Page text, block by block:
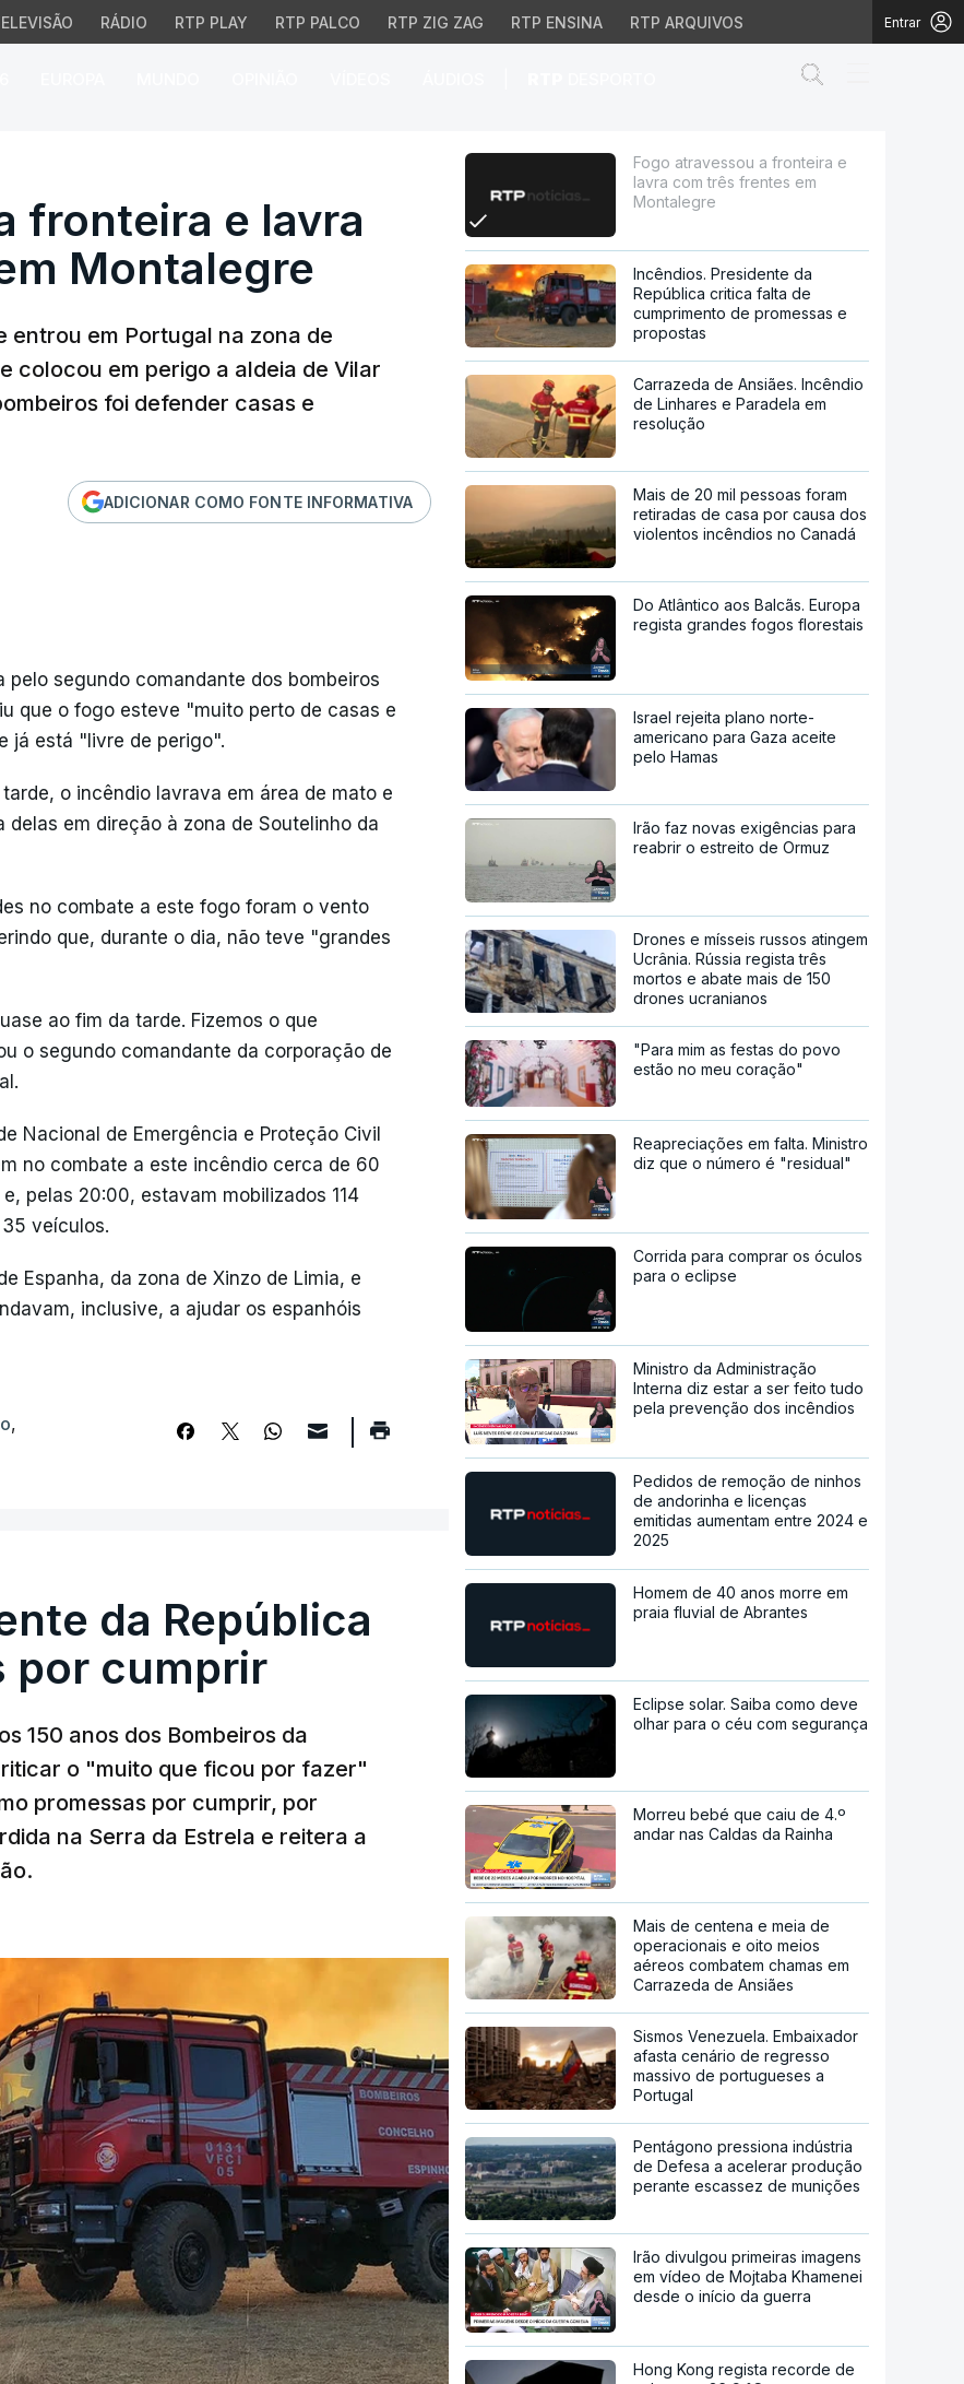
RÁDIO RTP PLAY RTP PALCO RTP ZIG ZAG RTP ENSINA RTP ARQUIVOS Entrar
e lavra com três frentes em
fronteira e lavra
Montalegre
entrou em Portugal na zona de
colocou em perigo a aldeia de Vilar
foi defender casas e
ADICIONAR COMO FONTE INFORMATIVA
segundo comandante dos bombeiros
que o fogo esteve "muito perto de casas e
já está "livre de perigo".
o incêndio lavrava em área de mato e
em direção à zona de Soutelinho da
no combate a este fogo foram o vento
que, durante o dia, não teve "grandes
ao fim da tarde. Fizemos o que
o segundo comandante da corporação de
Nacional de Emergência e Proteção Civil
no combate a este incêndio cerca de 60
pelas 20:00, estavam mobilizados 114
veículos.
Espanha, da zona de Xinzo de Limia, e
inclusive, a ajudar os espanhóis
,
da República
por cumprir
150 anos dos Bombeiros da
o "muito que ficou por fazer"
promessas por cumprir, por
na Serra da Estrela e reitera a
Fogo atravessou a fronteira e
lavra com três frentes em
Montalegre
Incêndios. Presidente da
República critica falta de
cumprimento de promessas e
propostas
Carrazeda de Ansiães. Incêndio
de Linhares e Paradela em
resolução
Mais de 20 mil pessoas foram
retiradas de casa por causa dos
violentos incêndios no Canadá
Do Atlântico aos Balcãs. Europa
regista grandes fogos florestais
Israel rejeita plano norte-
americano para Gaza aceite
pelo Hamas
Irão faz novas exigências para
reabrir o estreito de Ormuz
Drones e mísseis russos atingem
Ucrânia. Rússia regista três
mortos e abate mais de 150
drones ucranianos
"Para mim as festas do povo
estão no meu coração"
Reapreciações em falta. Ministro
diz que o número é "residual"
Corrida para comprar os óculos
para o eclipse
Ministro da Administração
Interna diz estar a ser feito tudo
pela prevenção dos incêndios
Pedidos de remoção de ninhos
de andorinha e licenças
emitidas aumentam entre 2024 e
2025
Homem de 40 anos morre em
praia fluvial de Abrantes
Eclipse solar. Saiba como deve
olhar para o céu com segurança
Morreu bebé que caiu de 4.º
andar nas Caldas da Rainha
Mais de centena e meia de
operacionais e oito meios
aéreos combatem chamas em
Carrazeda de Ansiães
Sismos Venezuela. Embaixador
afasta cenário de regresso
massivo de portugueses a
Portugal
Pentágono pressiona indústria
de Defesa a acelerar produção
perante escassez de munições
Irão divulgou primeiras imagens
em vídeo de Mojtaba Khamenei
desde o início da guerra
Hong Kong regista recorde de